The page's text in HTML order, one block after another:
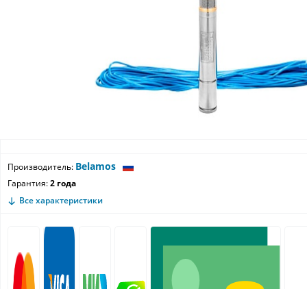
Производитель: Belamos
Гарантия:2 года
Все характеристики